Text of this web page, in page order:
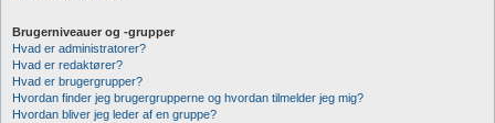
Brugerniveauer og -grupper
Hvad er administratorer?
Hvad er redaktører?
Hvad er brugergrupper?
Hvordan finder jeg brugergrupperne og hvordan tilmelder jeg mig?
Hvordan bliver jeg leder af en gruppe?